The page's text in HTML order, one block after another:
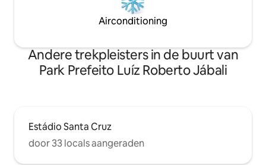
Airconditioning
Andere trekpleisters in de buurt van
Park Prefeito Luíz Roberto Jábali
Estádio Santa Cruz
door 33 locals aangeraden